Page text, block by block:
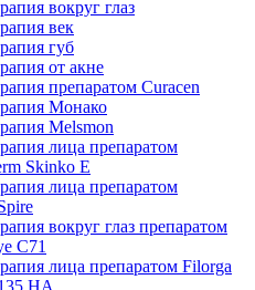
вокруг глаз
век
губ
от акне
препаратом Curacen
Монако
Melsmon
лица препаратом
Skinko E
лица препаратом
вокруг глаз препаратом
С71
лица препаратом Filorga
HA